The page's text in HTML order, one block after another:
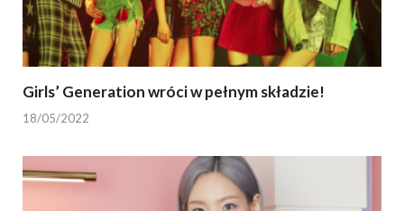
Girls’ Generation wróci w pełnym składzie!
18/05/2022